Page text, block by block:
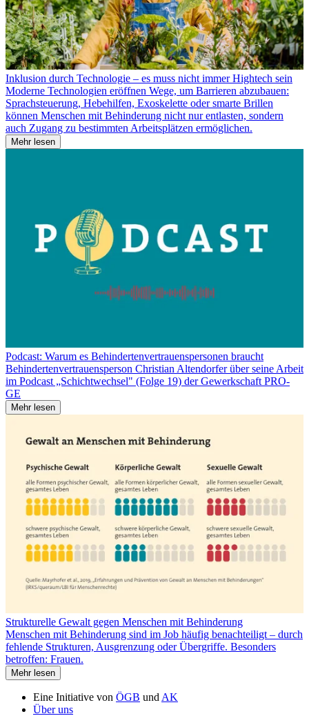
Inklusion durch Technologie – es muss nicht immer Hightech sein
Moderne Technologien eröffnen Wege, um Barrieren abzubauen:
Sprachsteuerung, Hebehilfen, Exoskelette oder smarte Brillen
können Menschen mit Behinderung nicht nur entlasten, sondern
auch Zugang zu bestimmten Arbeitsplätzen ermöglichen.
Mehr lesen
Podcast: Warum es Behindertenvertrauenspersonen braucht
Behindertenvertrauensperson Christian Altendorfer über seine Arbeit
im Podcast „Schichtwechsel" (Folge 19) der Gewerkschaft PRO-
GE
Mehr lesen
Strukturelle Gewalt gegen Menschen mit Behinderung
Menschen mit Behinderung sind im Job häufig benachteiligt – durch
fehlende Strukturen, Ausgrenzung oder Übergriffe. Besonders
betroffen: Frauen.
Mehr lesen
Eine Initiative von ÖGB und AK
Über uns